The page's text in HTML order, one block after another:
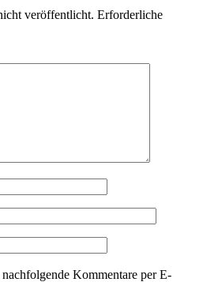
veröffentlicht. Erforderliche
Kommentare per E-